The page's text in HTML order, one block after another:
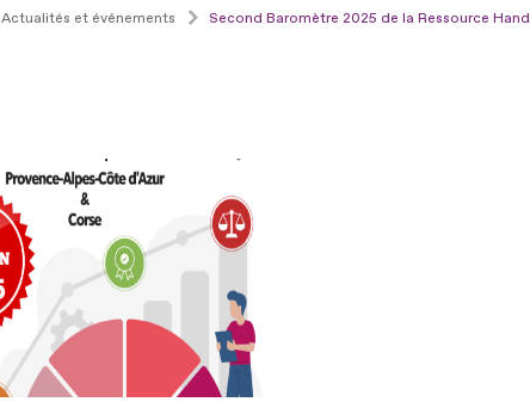
Actualités et événements Second Baromètre 2025 de la Ressource